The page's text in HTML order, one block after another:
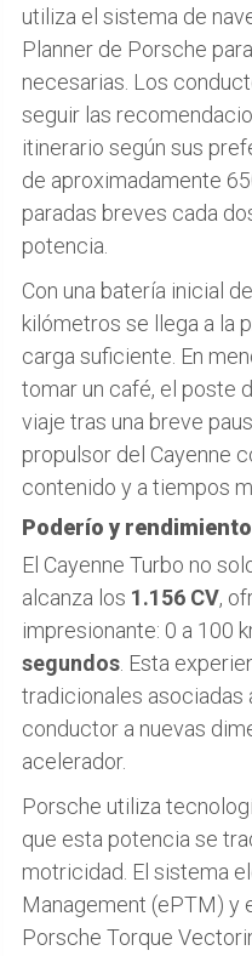
utiliza el sistema de
Planner de Porsche
necesarias. Los
seguir las
itinerario según sus
de aproximadamente
paradas breves cada
potencia.
Con una batería inicial
kilómetros se llega a la
carga suficiente. En
tomar un café, el poste
viaje tras una breve
propulsor del Cayenne
contenido y a tiempos
Poderío y
El Cayenne Turbo no
alcanza los 1.156 CV,
impresionante: 0 a 100
segundos . Esta
tradicionales asociadas
conductor a nuevas
acelerador.
Porsche utiliza
que esta potencia se
motricidad. El sistema
Management (ePTM) y
Porsche Torque